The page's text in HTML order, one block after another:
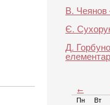
В.
Є.
Д.
←
Пн
Вт